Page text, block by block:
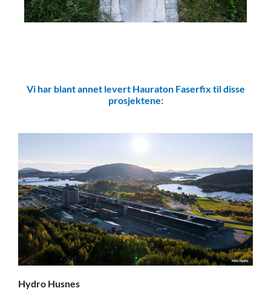
Vi har blant annet levert Hauraton Faserfix til disse
prosjektene:
Hydro Husnes